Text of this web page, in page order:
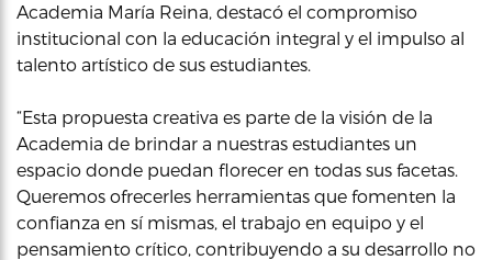
Academia María Reina, destacó el compromiso
institucional con la educación integral y el impulso al
talento artístico de sus estudiantes.
“Esta propuesta creativa es parte de la visión de la
Academia de brindar a nuestras estudiantes un
espacio donde puedan florecer en todas sus facetas.
Queremos ofrecerles herramientas que fomenten la
confianza en sí mismas, el trabajo en equipo y el
pensamiento crítico, contribuyendo a su desarrollo no